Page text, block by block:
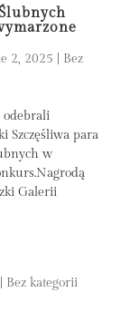
2, 2025
Bez
odebrali
Szczęśliwa para
w
Galerii
Bez kategorii